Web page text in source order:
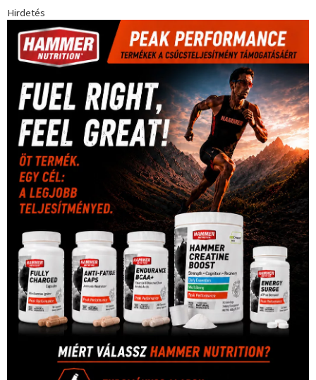
Hirdetés